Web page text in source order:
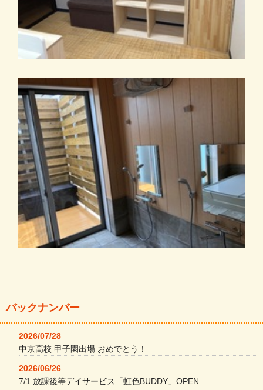
バックナンバー
2026/07/28
中京高校 甲子園出場 おめでとう！
2026/06/26
7/1 放課後等デイサービス「虹色BUDDY」OPEN